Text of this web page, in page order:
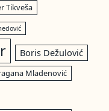
Tikveša
Boris Dežulović
Mladenović